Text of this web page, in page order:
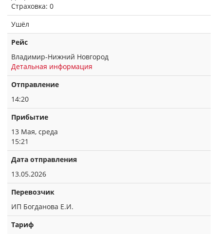
Страховка: 0
Ушёл
Рейс
Владимир-Нижний Новгород
Детальная информация
Отправление
14:20
Прибытие
13 Мая, среда
15:21
Дата отправления
13.05.2026
Перевозчик
ИП Богданова Е.И.
Тариф